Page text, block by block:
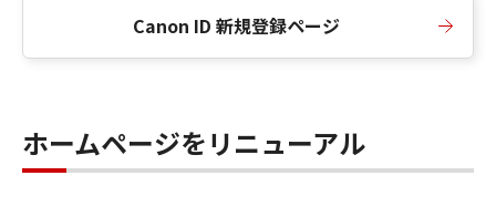
Canon ID 新規登録ページ
ホームページをリニューアル